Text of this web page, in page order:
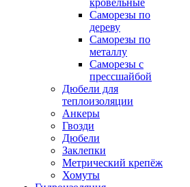
кровельные
Саморезы по
дереву
Саморезы по
металлу
Саморезы с
прессшайбой
Дюбели для
теплоизоляции
Анкеры
Гвозди
Дюбели
Заклепки
Метрический крепёж
Хомуты